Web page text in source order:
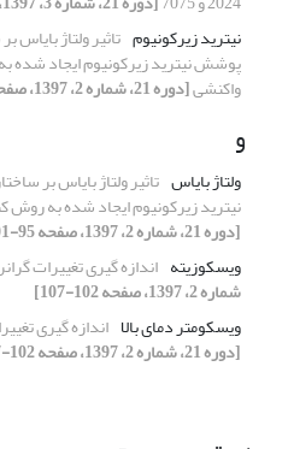
نیترید زیرکونیوم تاثیر ولتاژ
پوشش نیترید زیرکونیوم ایجاد
واکنشی[دوره 21، شماره 2، 1397، صفحه 95-101]
و
ولتاژ بایاس تاثیر ولتاژ بایاس بر
نیترید زیرکونیوم ایجاد شده به
[دوره 21، شماره 2، 1397، صفحه 95-101]
ویسکوزیته اندازه گیری تغییرات
شماره 2، 1397، صفحه 102-107]
ویسکومتر دمای بالا اندازه گیری
[دوره 21، شماره 2، 1397، صفحه 102-107]